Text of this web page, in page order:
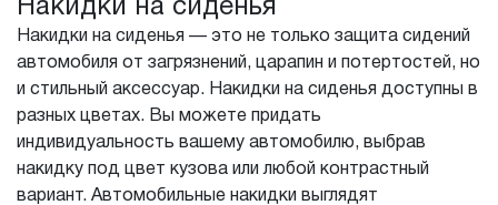
Накидки на сиденья
Накидки на сиденья — это не только защита сидений
автомобиля от загрязнений, царапин и потертостей, но
и стильный аксессуар. Накидки на сиденья доступны в
разных цветах. Вы можете придать
индивидуальность вашему автомобилю, выбрав
накидку под цвет кузова или любой контрастный
вариант. Автомобильные накидки выглядят